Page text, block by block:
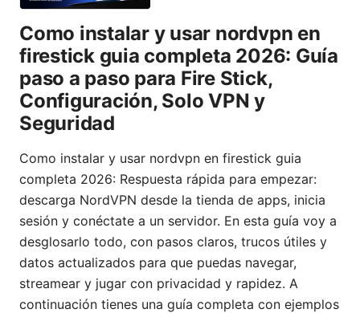
Como instalar y usar nordvpn en
firestick guia completa 2026: Guía
paso a paso para Fire Stick,
Configuración, Solo VPN y
Seguridad
Como instalar y usar nordvpn en firestick guia
completa 2026: Respuesta rápida para empezar:
descarga NordVPN desde la tienda de apps, inicia
sesión y conéctate a un servidor. En esta guía voy a
desglosarlo todo, con pasos claros, trucos útiles y
datos actualizados para que puedas navegar,
streamear y jugar con privacidad y rapidez. A
continuación tienes una guía completa con ejemplos